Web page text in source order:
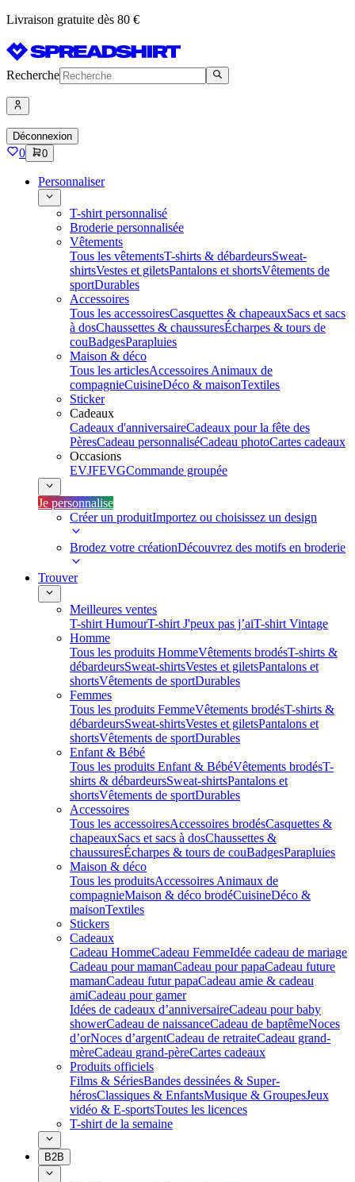
Livraison gratuite dès 80 €
Recherche
Déconnexion
0 0
Personnaliser
T-shirt personnalisé
Broderie personnalisée
Vêtements
Tous les vêtementsT-shirts & débardeursSweat-
shirtsVestes et giletsPantalons et shortsVêtements de
sportDurables
Accessoires
Tous les accessoiresCasquettes & chapeauxSacs et sacs
à dosChaussettes & chaussuresÉcharpes & tours de
couBadgesParapluies
Maison & déco
Tous les articlesAccessoires Animaux de
compagnieCuisineDéco & maisonTextiles
Sticker
Cadeaux
Cadeaux d'anniversaireCadeaux pour la fête des
PèresCadeau personnaliséCadeau photoCartes cadeaux
Occasions
EVJFEVGCommande groupée
Je personnalise
Créer un produitImportez ou choisissez un design
Brodez votre créationDécouvrez des motifs en broderie
Trouver
Meilleures ventes
T-shirt HumourT-shirt J'peux pas j’aiT-shirt Vintage
Homme
Tous les produits HommeVêtements brodésT-shirts &
débardeursSweat-shirtsVestes et giletsPantalons et
shortsVêtements de sportDurables
Femmes
Tous les produits FemmeVêtements brodésT-shirts &
débardeursSweat-shirtsVestes et giletsPantalons et
shortsVêtements de sportDurables
Enfant & Bébé
Tous les produits Enfant & BébéVêtements brodésT-
shirts & débardeursSweat-shirtsPantalons et
shortsVêtements de sportDurables
Accessoires
Tous les accessoiresAccessoires brodésCasquettes &
chapeauxSacs et sacs à dosChaussettes &
chaussuresÉcharpes & tours de couBadgesParapluies
Maison & déco
Tous les produitsAccessoires Animaux de
compagnieMaison & déco brodéCuisineDéco &
maisonTextiles
Stickers
Cadeaux
Cadeau HommeCadeau FemmeIdée cadeau de mariage​
Cadeau pour mamanCadeau pour papaCadeau future
mamanCadeau futur papaCadeau amie & cadeau
amiCadeau pour gamer
Idées de cadeaux d’anniversaireCadeau pour baby
showerCadeau de naissanceCadeau de baptêmeNoces
d’orNoces d’argentCadeau de retraiteCadeau grand-
mèreCadeau grand-pèreCartes cadeaux
Produits officiels
Films & SériesBandes dessinées & Super-
hérosClassiques & EnfantsMusique & GroupesJeux
vidéo & E-sportsToutes les licences
T-shirt de la semaine
B2B